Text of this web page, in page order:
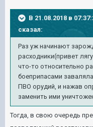
В 21.08.2018 в
сказал:
Раз уж начинают
расходники(привет
что-то относительно
боеприпасами
ПВО орудий, и нажав
заменить ими
Тогда, в свою очередь